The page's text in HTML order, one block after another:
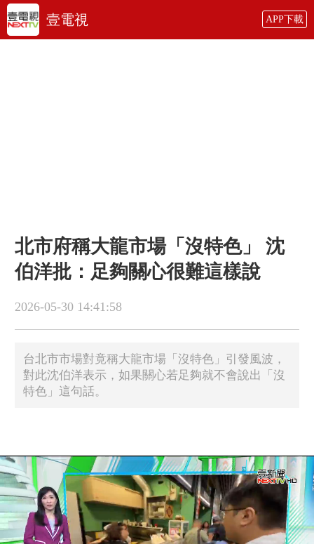
壹電視 APP下載
北市府稱大龍市場「沒特色」 沈
伯洋批：足夠關心很難這樣說
2026-05-30 14:41:58
台北市市場對竟稱大龍市場「沒特色」引發風波，
對此沈伯洋表示，如果關心若足夠就不會說出「沒
特色」這句話。